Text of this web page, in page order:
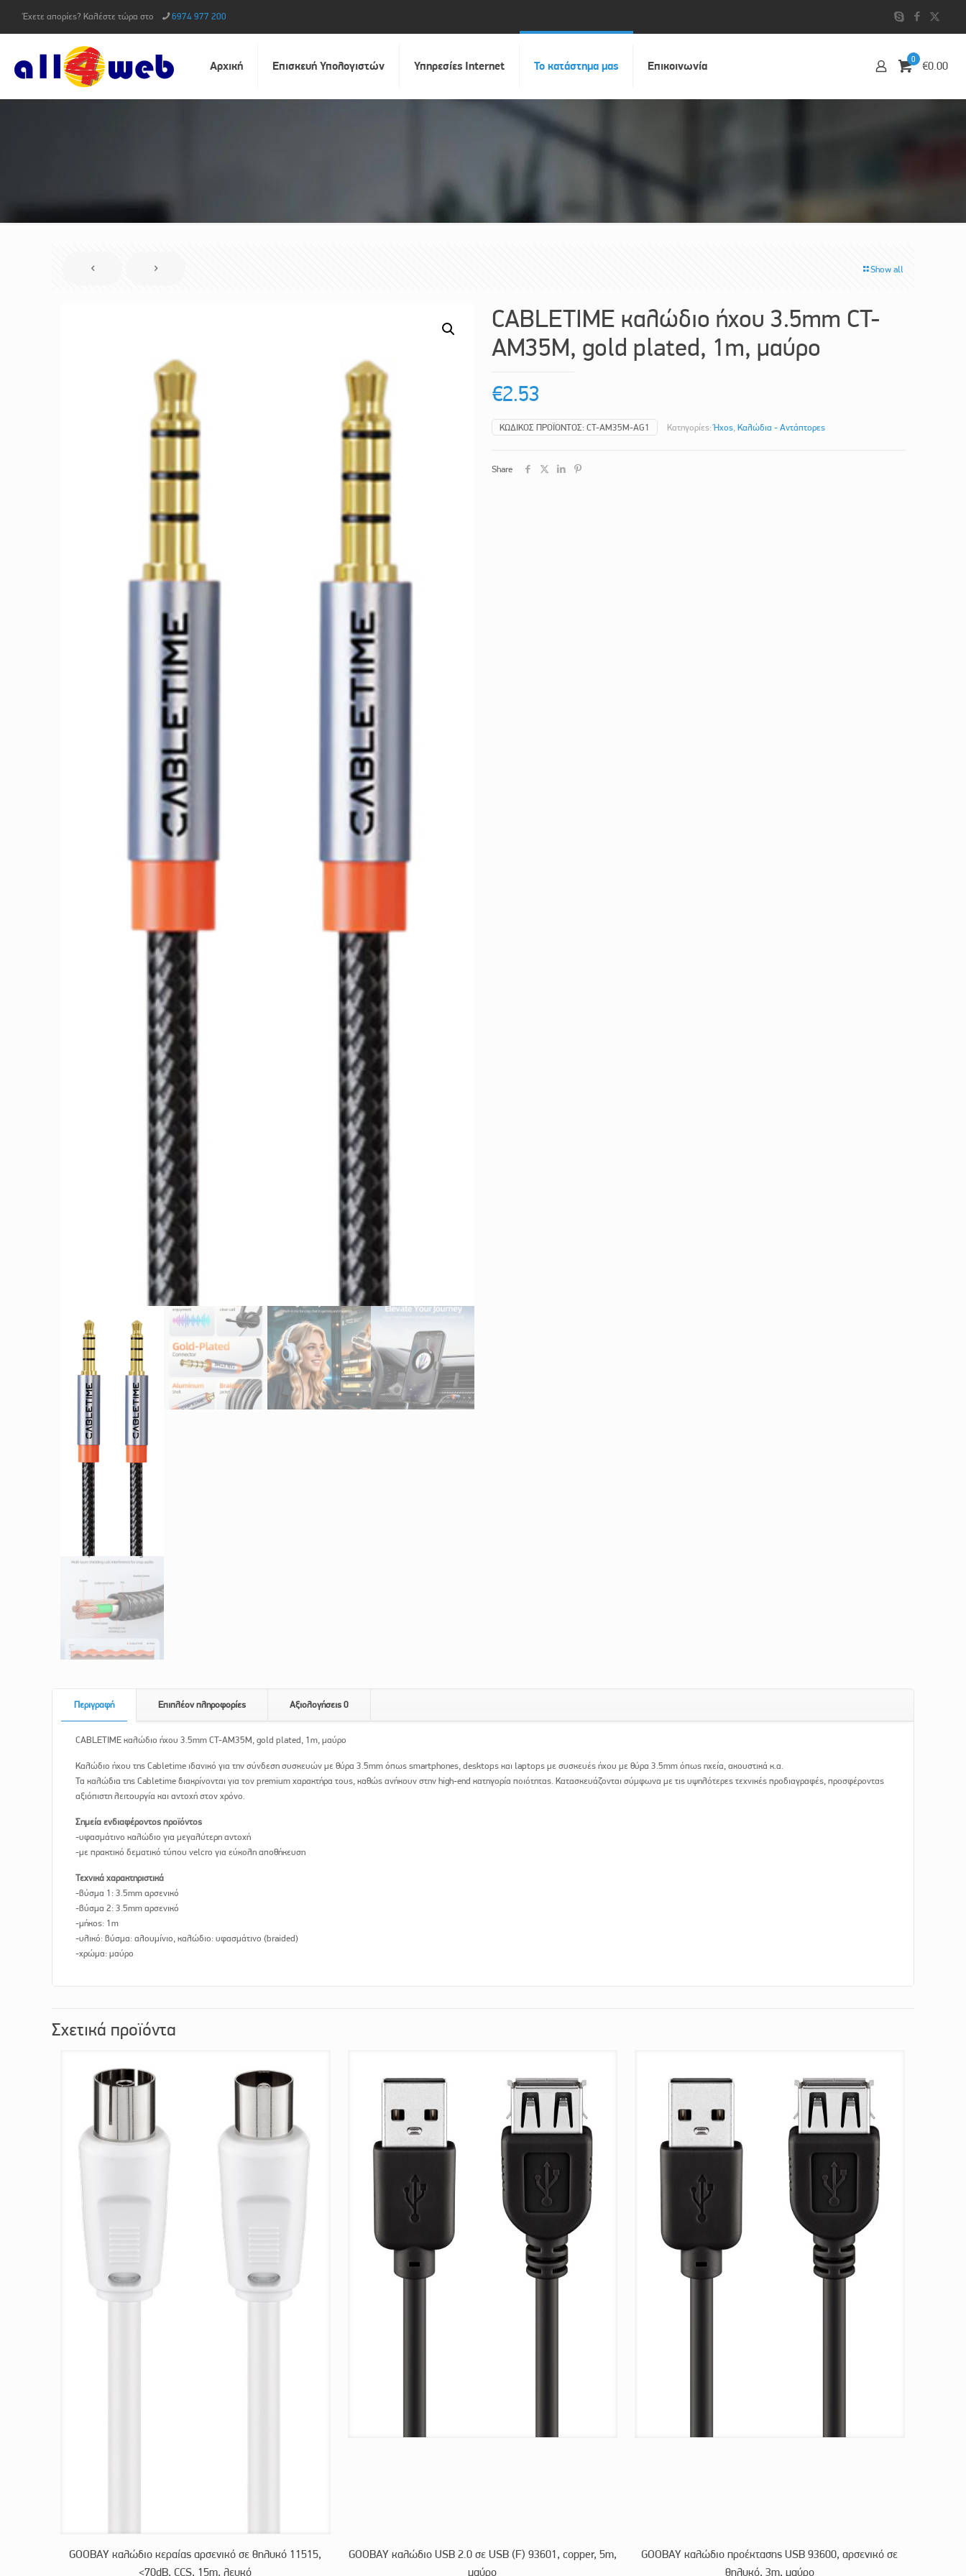
Έχετε απορίες? Καλέστε τώρα στο 6974 977 200
Αρχική Επισκευή Υπολογιστών Υπηρεσίες Internet Το κατάστημα μας Επικοινωvία 0 €0.00
Show all
CABLETIME καλώδιο ήχου 3.5mm CT-
AM35M, gold plated, 1m, μαύρο
€2.53
ΚΩΔΙΚΌΣ ΠΡΟΪΌΝΤΟΣ: CT-AM35M-AG1 Κατηγορίες:Ήχος, Καλώδια - Αντάπτορες
Share
Περιγραφή Επιπλέον πληροφορίες Αξιολογήσεις 0
CABLETIME καλώδιο ήχου 3.5mm CT-AM35M, gold plated, 1m, μαύρο
Καλώδιο ήχου της Cabletime ιδανικό για την σύνδεση συσκευών με θύρα 3.5mm όπως smartphones, desktops και laptops με συσκευές ήχου με θύρα 3.5mm όπως ηχεία, ακουστικά κ.α.
Τα καλώδια της Cabletime διακρίνονται για τον premium χαρακτήρα τους, καθώς ανήκουν στην high-end κατηγορία ποιότητας. Κατασκευάζονται σύμφωνα με τις υψηλότερες τεχνικές προδιαγραφές, προσφέροντας
αξιόπιστη λειτουργία και αντοχή στον χρόνο.
Σημεία ενδιαφέροντος προϊόντος
-υφασμάτινο καλώδιο για μεγαλύτερη αντοχή
-με πρακτικό δεματικό τύπου velcro για εύκολη αποθήκευση
Τεχνικά χαρακτηριστικά
-βύσμα 1: 3.5mm αρσενικό
-βύσμα 2: 3.5mm αρσενικό
-μήκος: 1m
-υλικό: βύσμα: αλουμίνιο, καλώδιο: υφασμάτινο (braided)
-χρώμα: μαύρο
Σχετικά προϊόντα
GOOBAY καλώδιο κεραίας αρσενικό σε θηλυκό 11515,
<70dB, CCS, 15m, λευκό
GOOBAY καλώδιο USB 2.0 σε USB (F) 93601, copper, 5m,
μαύρο
GOOBAY καλώδιο προέκτασης USB 93600, αρσενικό σε
θηλυκό, 3m, μαύρο